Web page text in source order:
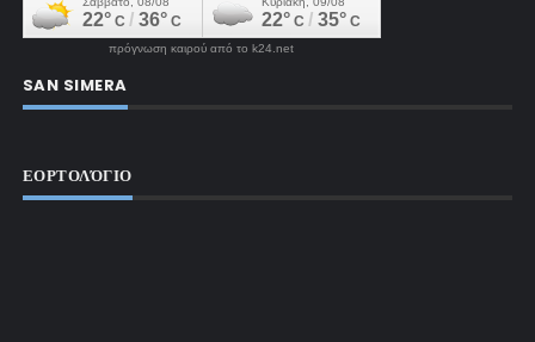
πρόγνωση καιρού από το k24.net
SAN SIMERA
ΕΟΡΤΟΛΌΓΙΟ